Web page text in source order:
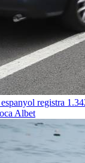
registra
Albet